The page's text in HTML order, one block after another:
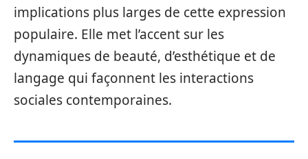
implications plus larges de cette expression
populaire. Elle met l’accent sur les
dynamiques de beauté, d’esthétique et de
langage qui façonnent les interactions
sociales contemporaines.